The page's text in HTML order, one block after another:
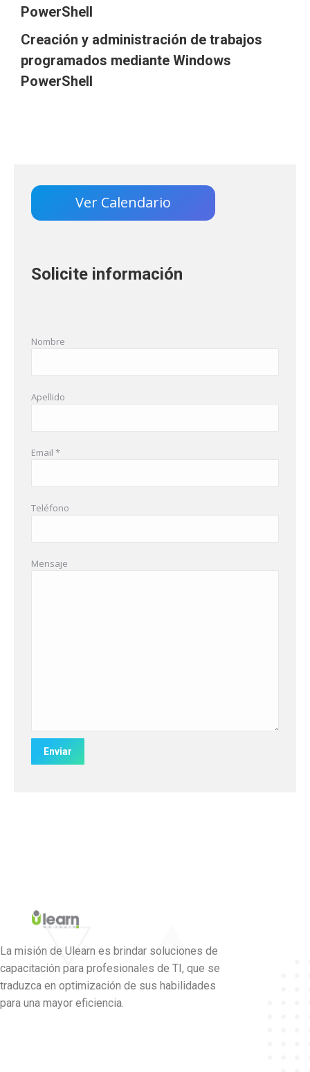
PowerShell
Creación y administración de trabajos
programados mediante Windows
PowerShell
Ver Calendario
Solicite información
Nombre
Apellido
Email *
Teléfono
Mensaje
La misión de Ulearn es brindar soluciones de
capacitación para profesionales de TI, que se
traduzca en optimización de sus habilidades
para una mayor eficiencia.